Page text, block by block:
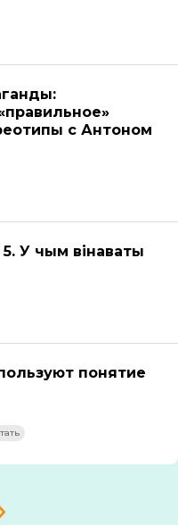
с Антоном
У чым вінаваты
понятие